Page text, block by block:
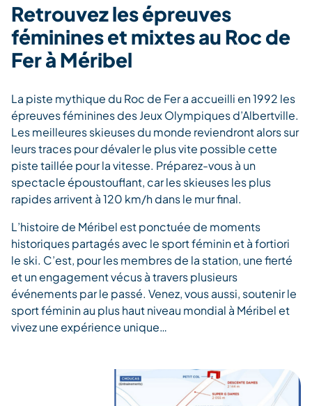
Retrouvez les épreuves
féminines et mixtes au Roc de
Fer à Méribel
La piste mythique du Roc de Fer a accueilli en 1992 les
épreuves féminines des Jeux Olympiques d’Albertville.
Les meilleures skieuses du monde reviendront alors sur
leurs traces pour dévaler le plus vite possible cette
piste taillée pour la vitesse. Préparez-vous à un
spectacle époustouflant, car les skieuses les plus
rapides arrivent à 120 km/h dans le mur final.
L’histoire de Méribel est ponctuée de moments
historiques partagés avec le sport féminin et à fortiori
le ski. C’est, pour les membres de la station, une fierté
et un engagement vécus à travers plusieurs
événements par le passé. Venez, vous aussi, soutenir le
sport féminin au plus haut niveau mondial à Méribel et
vivez une expérience unique…